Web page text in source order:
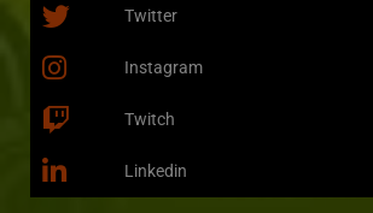
Twitter
Instagram
Twitch
Linkedin